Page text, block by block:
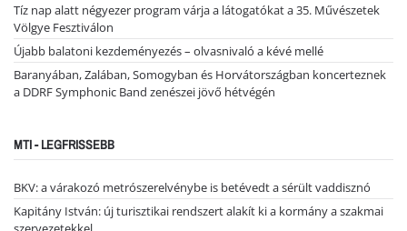
Tíz nap alatt négyezer program várja a látogatókat a 35. Művészetek
Völgye Fesztiválon
Újabb balatoni kezdeményezés – olvasnivaló a kévé mellé
Baranyában, Zalában, Somogyban és Horvátországban koncerteznek
a DDRF Symphonic Band zenészei jövő hétvégén
MTI - LEGFRISSEBB
BKV: a várakozó metrószerelvénybe is betévedt a sérült vaddisznó
Kapitány István: új turisztikai rendszert alakít ki a kormány a szakmai